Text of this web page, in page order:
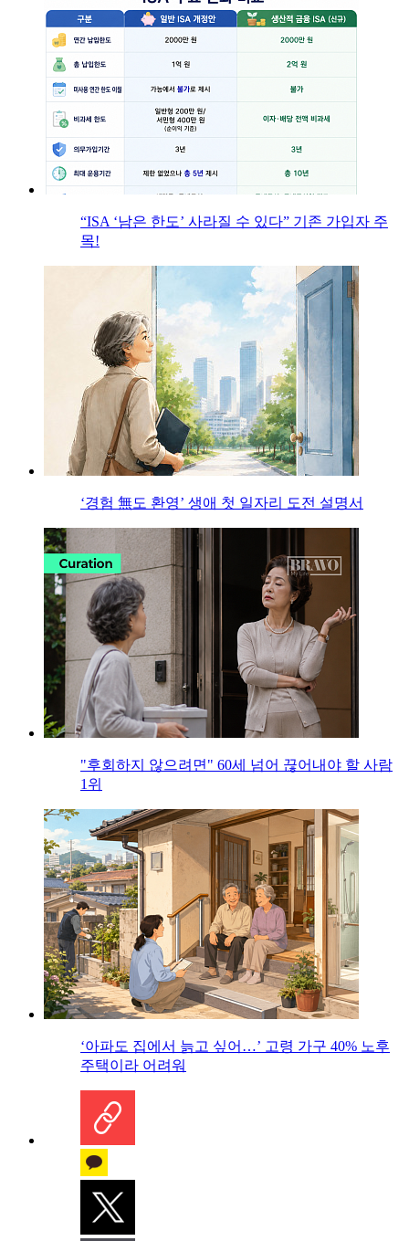
“ISA ‘남은 한도’ 사라질 수 있다” 기존 가입자 주
목!
‘경험 無도 환영’ 생애 첫 일자리 도전 설명서
"후회하지 않으려면" 60세 넘어 끊어내야 할 사람
1위
‘아파도 집에서 늙고 싶어…’ 고령 가구 40% 노후
주택이라 어려워